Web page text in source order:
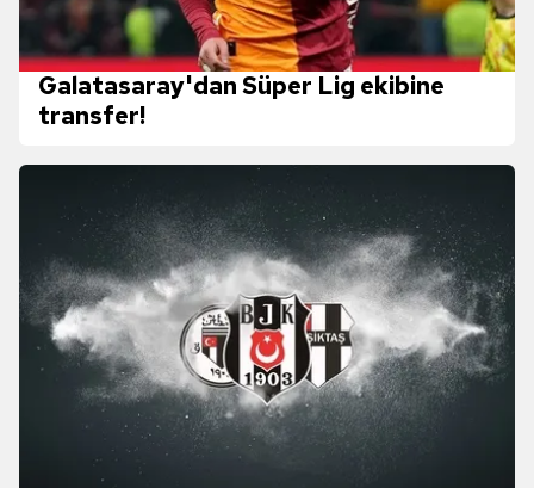
Galatasaray'dan Süper Lig ekibine
transfer!